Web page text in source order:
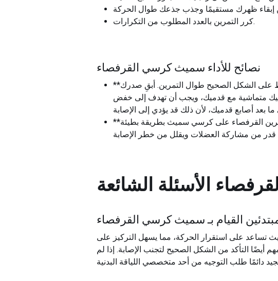
كرر التمرين بالعدد المطلوب من التكرارات.
نصائح للأداء سميث كرسي القرفصاء
**الحفاظ على الشكل الصحيح**: إن مفتاح تمرين القرفصاء الفعال على كرسي سميث هو الحفاظ على الشكل الصحيح طوال التمرين. أبقِ صدرك
متماشية مع قدميك، ويجب أن تهدف إلى خفض
**الحركة الخاضعة للرقابة**: من الأخطاء الشائعة أداء تمرين القرفصاء بسرعة كبيرة. ينبغي أداء تمرين القرفصاء على كرسي سميث بطريقة بطيئة
من مشاركة العضلات ويقلل من خطر الإصابة
الأسئلة الشائعة
القيام بـ سميث كرسي القرفصاء
تساعد على استقرار الحركة، مما يسهل التركيز على
أيضًا التأكد من الشكل الصحيح لتجنب الإصابة. إذا لم